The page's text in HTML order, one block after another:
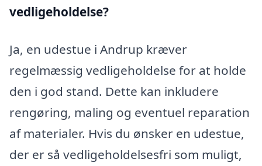
vedligeholdelse?
Ja, en udestue i Andrup kræver
regelmæssig vedligeholdelse for at holde
den i god stand. Dette kan inkludere
rengøring, maling og eventuel reparation
af materialer. Hvis du ønsker en udestue,
der er så vedligeholdelsesfri som muligt,